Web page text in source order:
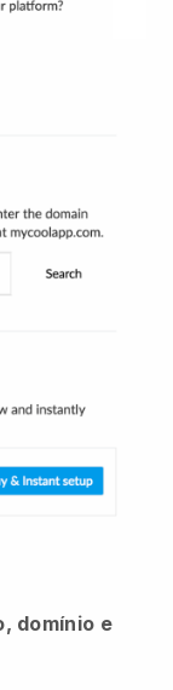
domínio e